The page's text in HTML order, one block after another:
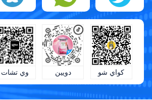
وي تشات دويين كواي شو